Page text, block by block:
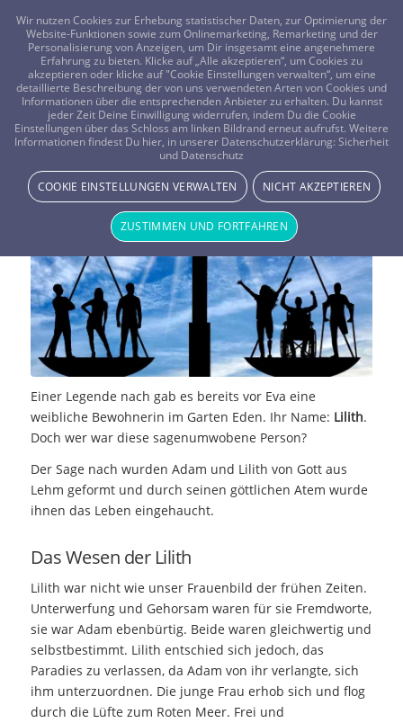
FRAGEN? KOSTENLOS ANRUFEN: 0800-8478266
Lilith – für Freiheit und
Gleichberechtigung
MYTHOLOGIE & MYSTIK
Einer Legende nach gab es bereits vor Eva eine
weibliche Bewohnerin im Garten Eden. Ihr Name: Lilith.
Doch wer war diese sagenumwobene Person?
Der Sage nach wurden Adam und Lilith von Gott aus
Lehm geformt und durch seinen göttlichen Atem wurde
ihnen das Leben eingehaucht.
Das Wesen der Lilith
Lilith war nicht wie unser Frauenbild der frühen Zeiten.
Unterwerfung und Gehorsam waren für sie Fremdworte,
sie war Adam ebenbürtig. Beide waren gleichwertig und
selbstbestimmt. Lilith entschied sich jedoch, das
Paradies zu verlassen, da Adam von ihr verlangte, sich
ihm unterzuordnen. Die junge Frau erhob sich und flog
durch die Lüfte zum Roten Meer. Frei und
Wir nutzen Cookies zur Erhebung statistischer Daten, zur Optimierung der
Website-Funktionen sowie zum Onlinemarketing, Remarketing und der
Personalisierung von Anzeigen, um Dir insgesamt eine angenehmere
Erfahrung zu bieten. Klicke auf „Alle akzeptieren“, um Cookies zu
akzeptieren oder klicke auf "Cookie Einstellungen verwalten“, um eine
detaillierte Beschreibung der von uns verwendeten Arten von Cookies und
Informationen über die entsprechenden Anbieter zu erhalten. Du kannst
jeder Zeit Deine Einwilligung widerrufen, indem Du die Cookie
Einstellungen über das Schloss am linken Bildrand erneut aufrufst. Weitere
Informationen findest Du hier, in unserer Datenschutzerklärung: Sicherheit
und Datenschutz
COOKIE EINSTELLUNGEN VERWALTEN NICHT AKZEPTIEREN
ZUSTIMMEN UND FORTFAHREN